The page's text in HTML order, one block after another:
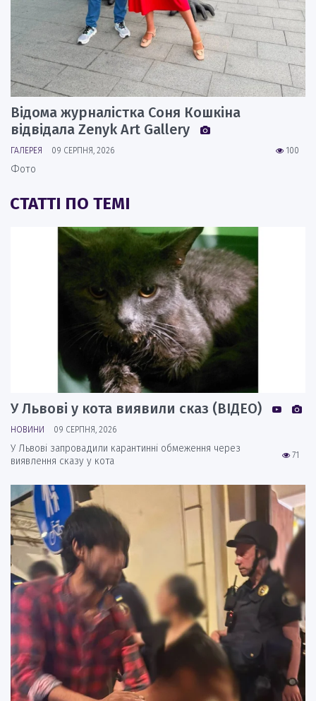
Відома журналістка Соня Кошкіна
відвідала Zenyk Art Gallery
100
ГАЛЕРЕЯ 09 СЕРПНЯ, 2026
Фото
СТАТТІ ПО ТЕМІ
У Львові у кота виявили сказ (ВІДЕО)
НОВИНИ 09 СЕРПНЯ, 2026
71
У Львові запровадили карантинні обмеження через
виявлення сказу у кота